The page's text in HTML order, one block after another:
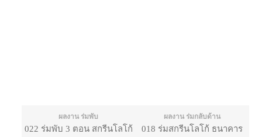
ผลงาน ร่มพับ
022 ร่มพับ 3 ตอน สกรีนโลโก้
ผลงาน ร่มกลับด้าน
018 ร่มสกรีนโลโก้ ธนาคาร